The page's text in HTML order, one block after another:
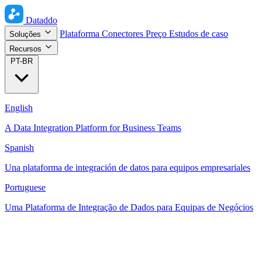
Dataddo
Soluções Plataforma Conectores Preço Estudos de caso
Recursos
PT-BR
English
A Data Integration Platform for Business Teams
Spanish
Una plataforma de integración de datos para equipos empresariales
Portuguese
Uma Plataforma de Integração de Dados para Equipas de Negócios